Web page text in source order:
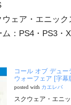
ェア・エニック
：PS4・PS3・
コール オブ デュー
ウォーフェア [字幕
posted with カエレバ
スクウェア・エニ